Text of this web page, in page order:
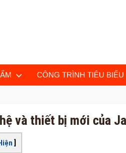
CÔNG TRÌNH TIÊU BIỂU
và thiết bị mới của
]